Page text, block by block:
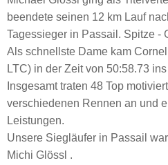
beendete seinen 12 km Lauf
Tagessieger in Passail. Spitze -
Als schnellste Dame kam
LTC) in der Zeit von 50:58.73
Insgesamt traten 48 Top
verschiedenen Rennen an und
Leistungen.
Unsere Siegläufer in Passail
Michi Glössl .